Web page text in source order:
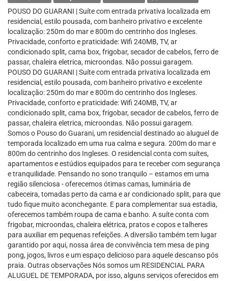
POUSO DO GUARANI | Suíte com entrada privativa localizada em
residencial, estilo pousada, com banheiro privativo e excelente
localização: 250m do mar e 800m do centrinho dos Ingleses.
Privacidade, conforto e praticidade: Wifi 240MB, TV, ar
condicionado split, cama box, frigobar, secador de cabelos, ferro de
passar, chaleira eletrica, microondas. Não possui garagem.
POUSO DO GUARANI | Suíte com entrada privativa localizada em
residencial, estilo pousada, com banheiro privativo e excelente
localização: 250m do mar e 800m do centrinho dos Ingleses.
Privacidade, conforto e praticidade: Wifi 240MB, TV, ar
condicionado split, cama box, frigobar, secador de cabelos, ferro de
passar, chaleira eletrica, microondas. Não possui garagem.
Somos o Pouso do Guarani, um residencial destinado ao aluguel de
temporada localizado em uma rua calma e segura. 200m do mar e
800m do centrinho dos Ingleses. O residencial conta com suítes,
apartamentos e estúdios equipados para te receber com segurança
e tranquilidade. Pensando no sono tranquilo – estamos em uma
região silenciosa - oferecemos ótimas camas, luminária de
cabeceira, tomadas perto da cama e ar condicionado split, para que
tudo fique muito aconchegante. E para complementar sua estadia,
oferecemos também roupa de cama e banho. A suíte conta com
frigobar, microondas, chaleira elétrica, pratos e copos e talheres
para auxiliar em pequenas refeições. A diversão também tem lugar
garantido por aqui, nossa área de convivência tem mesa de ping
pong, jogos, livros e um espaço delicioso para aquele descanso pós
praia. Outras observações Nós somos um RESIDENCIAL PARA
ALUGUEL DE TEMPORADA, por isso, alguns serviços oferecidos em